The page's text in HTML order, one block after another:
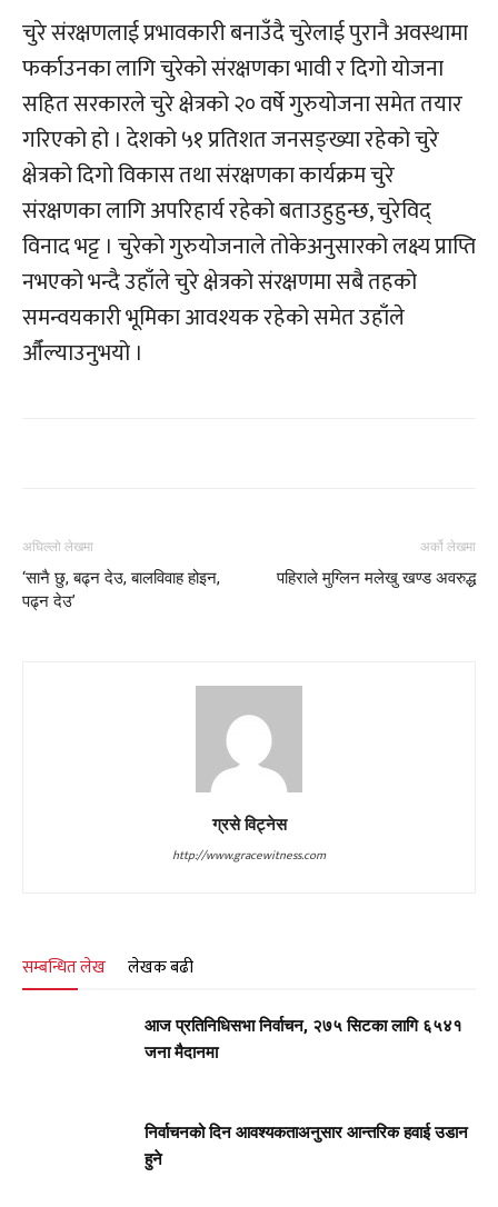
चुरे संरक्षणलाई प्रभावकारी बनाउँदै चुरेलाई पुरानै अवस्थामा
फर्काउनका लागि चुरेको संरक्षणका भावी र दिगो योजना
सहित सरकारले चुरे क्षेत्रको २० वर्षे गुरुयोजना समेत तयार
गरिएको हो । देशको ५१ प्रतिशत जनसङ्ख्या रहेको चुरे
क्षेत्रको दिगो विकास तथा संरक्षणका कार्यक्रम चुरे
संरक्षणका लागि अपरिहार्य रहेको बताउहुहुन्छ, चुरेविद्
विनाद भट्ट । चुरेको गुरुयोजनाले तोकेअनुसारको लक्ष्य प्राप्ति
नभएको भन्दै उहाँले चुरे क्षेत्रको संरक्षणमा सबै तहको
समन्वयकारी भूमिका आवश्यक रहेको समेत उहाँले
औँल्याउनुभयो ।
अघिल्लो लेखमा
‘सानै छु, बढ्न देउ, बालविवाह होइन,
पढ्न देउ’
अर्को लेखमा
पहिराले मुग्लिन मलेखु खण्ड अवरुद्ध
ग्रसे विट्नेस
http://www.gracewitness.com
सम्बन्धित लेख लेखक बढी
आज प्रतिनिधिसभा निर्वाचन, २७५ सिटका लागि ६५४१
जना मैदानमा
निर्वाचनको दिन आवश्यकताअनुसार आन्तरिक हवाई उडान
हुने